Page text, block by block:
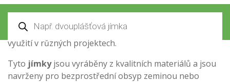
Products
search
nevyžadují další podpůrné struktury, což zjednodušuje
velikostech od 2m³ až po 20m³, čímž umožňují flexibilní
využití v různých projektech.
Tyto jímkyjsou vyráběny z kvalitních materiálů a jsou
navrženy pro bezprostřední obsyp zeminou nebo